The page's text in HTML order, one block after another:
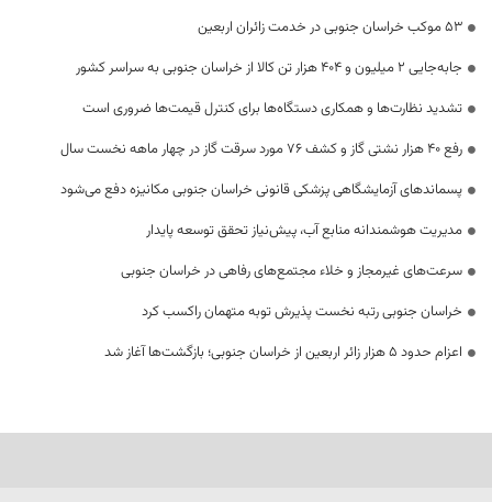
53 موکب خراسان جنوبی در خدمت زائران اربعین
جابه‌جایی 2 میلیون و 404 هزار تن کالا از خراسان جنوبی به سراسر کشور
تشدید نظارت‌ها و همکاری دستگاه‌ها برای کنترل قیمت‌ها ضروری است
رفع 40 هزار نشتی گاز و کشف 76 مورد سرقت گاز در چهار ماهه نخست سال
پسماندهای آزمایشگاهی پزشکی قانونی خراسان جنوبی مکانیزه دفع می‌شود
مدیریت هوشمندانه منابع آب، پیش‌نیاز تحقق توسعه پایدار
سرعت‌های غیرمجاز و خلاء مجتمع‌های رفاهی در خراسان جنوبی
خراسان جنوبی رتبه نخست پذیرش توبه متهمان راکسب کرد
اعزام حدود 5 هزار زائر اربعین از خراسان جنوبی؛ بازگشت‌ها آغاز شد